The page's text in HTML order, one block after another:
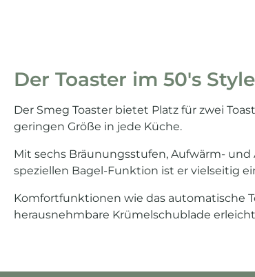
Der Toaster im 50's
Der Smeg Toaster bietet Platz für zwei
geringen Größe in jede Küche.
Mit sechs Bräunungsstufen, Aufwärm-
speziellen Bagel-Funktion ist er vielseitig
Komfortfunktionen wie das automatische
herausnehmbare Krümelschublade